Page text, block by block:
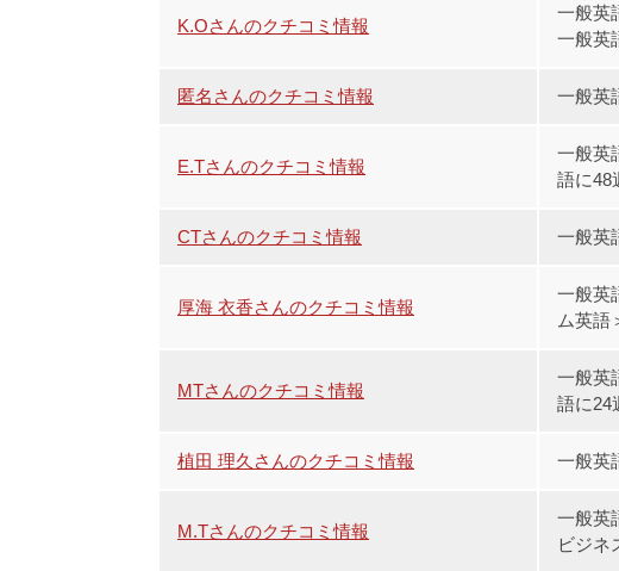
K.Oさんのクチコミ情報
一般英
一般英
匿名さんのクチコミ情報 一般英
E.Tさんのクチコミ情報
一般英
語に48
CTさんのクチコミ情報 一般英
厚海 衣香さんのクチコミ情報
一般英
ム英語
MTさんのクチコミ情報
一般英
語に24
植田 理久さんのクチコミ情報 一般英
M.Tさんのクチコミ情報
一般英
ビジネ